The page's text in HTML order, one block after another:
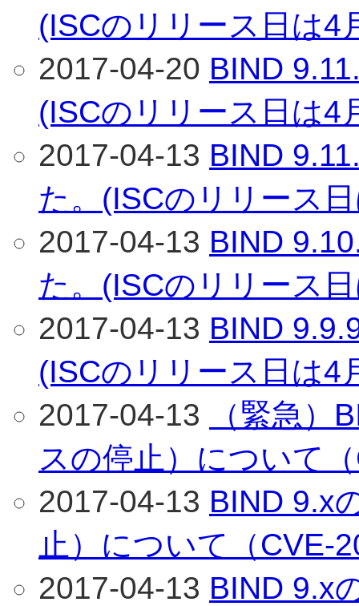
(ISCのリリース日は4
2017-04-20 BIND
(ISCのリリース日は4
2017-04-13 BIND
た。(ISCのリリース
2017-04-13 BIND
た。(ISCのリリース
2017-04-13 BIND
(ISCのリリース日は4
2017-04-13
（緊急）
スの停止）について
2017-04-13 BIND 9.x
止）について（CVE-
2017-04-13 BIND 9.x